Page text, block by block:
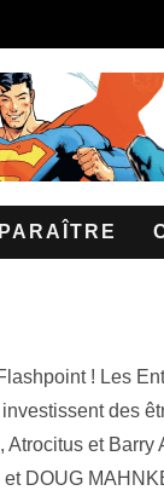
! Les
des
Atrocitus et Barry
DOUG